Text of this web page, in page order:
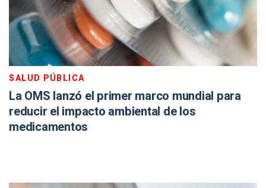
SALUD PÚBLICA
La OMS lanzó el primer marco mundial para
reducir el impacto ambiental de los
medicamentos